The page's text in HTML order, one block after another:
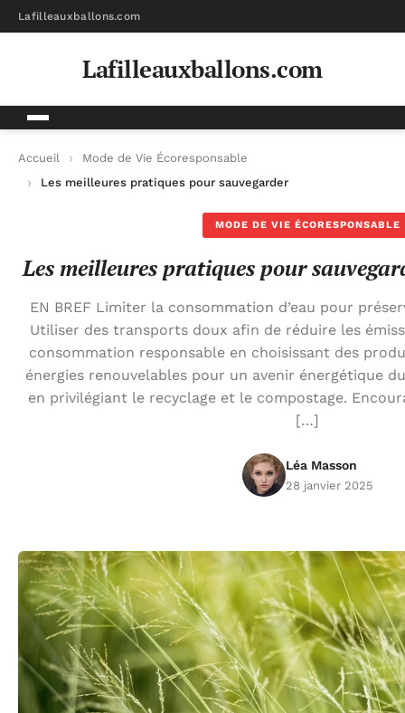
Lafilleauxballons.com
Lafilleauxballons.com
Accueil
Mode de Vie Écoresponsable
Les meilleures pratiques pour sauvegarder l’environnement
MODE DE VIE ÉCORESPONSABLE
Les meilleures pratiques pour
EN BREF Limiter la consommation d’eau pour
Utiliser des transports doux afin de réduire les
consommation responsable en choisissant des
énergies renouvelables pour un avenir énergétique
en privilégiant le recyclage et le compostage.
[…]
Léa Masson
28 janvier 2025